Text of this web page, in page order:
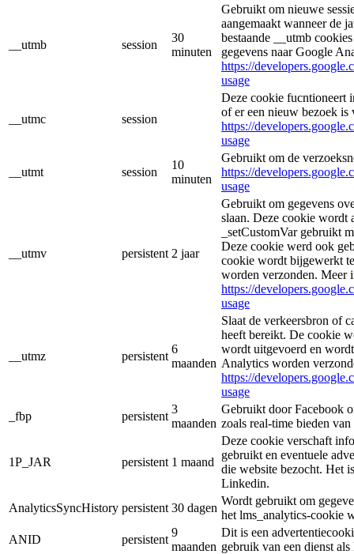
__utmb session
30
minuten
Gebruikt om nieuwe
aangemaakt wanneer de
bestaande __utmb
gegevens naar Google
https://
usage
__utmc session
Deze cookie fucntioneert
of er een nieuw bezoek is
https://
usage
__utmt session
10
minuten
Gebruikt om de
https://
usage
__utmv persistent 2 jaar
Gebruikt om gegevens
slaan. Deze cookie wordt
_setCustomVar gebruikt
Deze cookie werd ook
cookie wordt bijgewerkt
worden verzonden. Meer
https://
usage
__utmz persistent
6
maanden
Slaat de verkeersbron of
heeft bereikt. De cookie
wordt uitgevoerd en
Analytics worden
https://
usage
_fbp
persistent
3
maanden
Gebruikt door Facebook
zoals real-time bieden van
1P_JAR persistent 1 maand
Deze cookie verschaft
gebruikt en eventuele
die website bezocht. Het
Linkedin.
AnalyticsSyncHistory persistent 30 dagen
Wordt gebruikt om
het lms_analytics-cookie
ANID
persistent
9
maanden
Dit is een
gebruik van een dienst